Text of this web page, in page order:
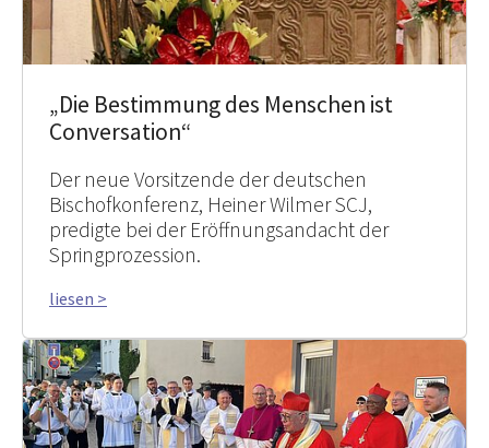
„Die Bestimmung des Menschen ist
Conversation“
Der neue Vorsitzende der deutschen
Bischofkonferenz, Heiner Wilmer SCJ,
predigte bei der Eröffnungsandacht der
Springprozession.
liesen >